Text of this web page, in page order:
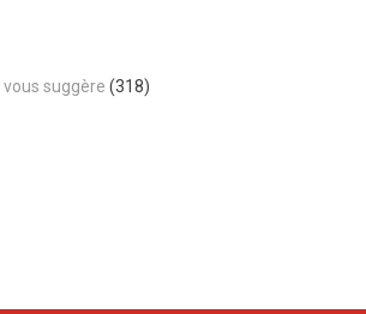
vous suggère (318)